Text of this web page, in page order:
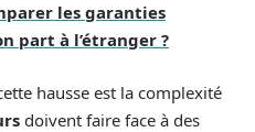
les garanties
part à l’étranger ?
hausse est la complexité
doivent faire face à des